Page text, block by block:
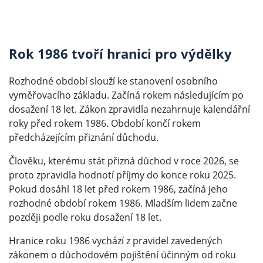
Rok 1986 tvoří hranici pro výdělky
Rozhodné období slouží ke stanovení osobního
vyměřovacího základu. Začíná rokem následujícím po
dosažení 18 let. Zákon zpravidla nezahrnuje kalendářní
roky před rokem 1986. Období končí rokem
předcházejícím přiznání důchodu.
Člověku, kterému stát přizná důchod v roce 2026, se
proto zpravidla hodnotí příjmy do konce roku 2025.
Pokud dosáhl 18 let před rokem 1986, začíná jeho
rozhodné období rokem 1986. Mladším lidem začne
později podle roku dosažení 18 let.
Hranice roku 1986 vychází z pravidel zavedených
zákonem o důchodovém pojištění účinným od roku